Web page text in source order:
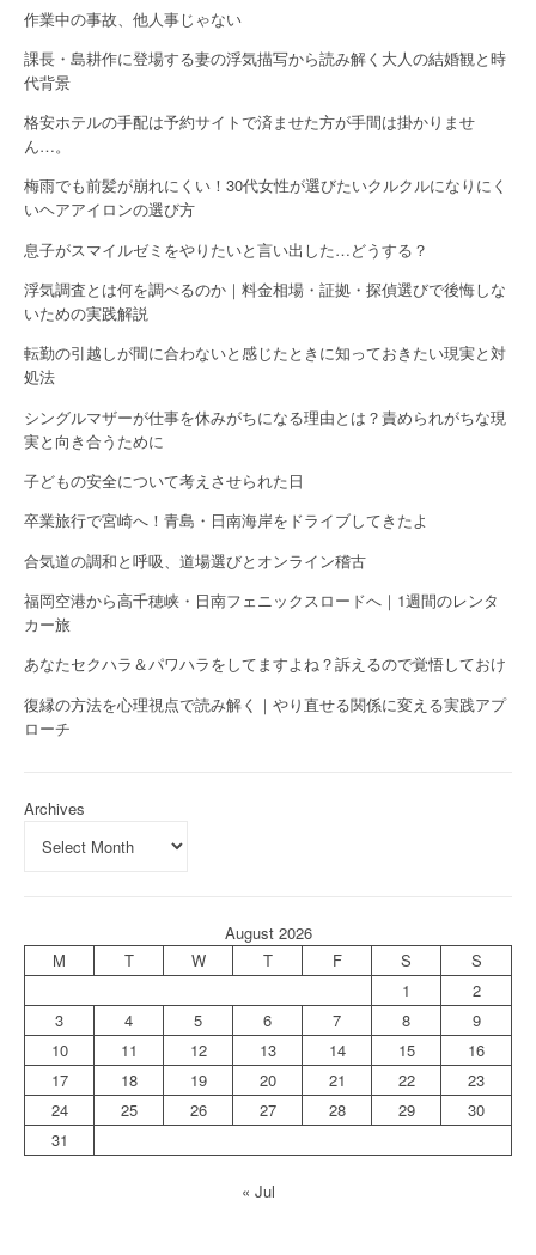
作業中の事故、他人事じゃない
課長・島耕作に登場する妻の浮気描写から読み解く大人の結婚観と時
代背景
格安ホテルの手配は予約サイトで済ませた方が手間は掛かりませ
ん…。
梅雨でも前髪が崩れにくい！30代女性が選びたいクルクルになりにく
いヘアアイロンの選び方
息子がスマイルゼミをやりたいと言い出した…どうする？
浮気調査とは何を調べるのか｜料金相場・証拠・探偵選びで後悔しな
いための実践解説
転勤の引越しが間に合わないと感じたときに知っておきたい現実と対
処法
シングルマザーが仕事を休みがちになる理由とは？責められがちな現
実と向き合うために
子どもの安全について考えさせられた日
卒業旅行で宮崎へ！青島・日南海岸をドライブしてきたよ
合気道の調和と呼吸、道場選びとオンライン稽古
福岡空港から高千穂峡・日南フェニックスロードへ｜1週間のレンタ
カー旅
あなたセクハラ＆パワハラをしてますよね？訴えるので覚悟しておけ
復縁の方法を心理視点で読み解く｜やり直せる関係に変える実践アプ
ローチ
Archives
August 2026
M
T W T F S
S
1
2
3
4 5 6 7 8
9
10
11 12 13 14 15
16
17
18 19 20 21 22
23
24
25 26 27 28 29
30
31
« Jul